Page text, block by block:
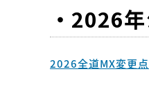
・2026
2026全道MX変更